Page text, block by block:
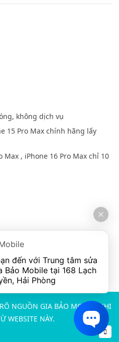
không dịch vụ
15 Pro Max chính hãng lấy
Max , iPhone 16 Pro Max chỉ 10
NGUỒN GIA BẢO MOBILE KHI
WEBSITE NÀY.
đến với Trung tâm sửa
Bảo Mobile tại 168 Lạch
Hải Phòng